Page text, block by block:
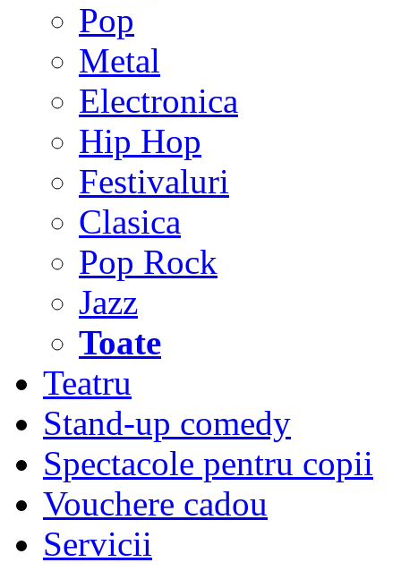
Pop
Metal
Electronica
Hip Hop
Festivaluri
Clasica
Pop Rock
Jazz
Toate
Teatru
Stand-up comedy
Spectacole pentru copii
Vouchere cadou
Servicii